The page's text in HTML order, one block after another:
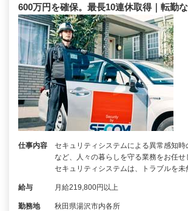
600万円を確保。最長10連休取得｜転勤
仕事内容
セキュリティシステムによる異常感知時
など、人々の暮らしを守る業務をお任
セキュリティシステムは、トラブルを未
給与 月給219,800円以上
勤務地 秋田県湯沢市内各所